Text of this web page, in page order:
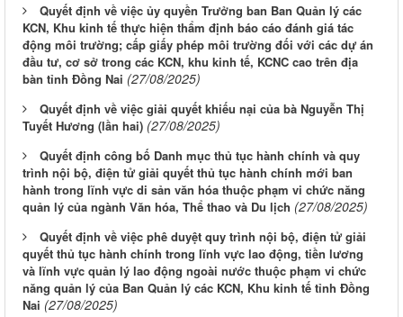
Quyết định về việc ủy quyền Trưởng ban Ban Quản lý các
KCN, Khu kinh tế thực hiện thẩm định báo cáo đánh giá tác
động môi trường; cấp giấy phép môi trường đối với các dự án
đầu tư, cơ sở trong các KCN, khu kinh tế, KCNC cao trên địa
bàn tỉnh Đồng Nai (27/08/2025)
Quyết định về việc giải quyết khiếu nại của bà Nguyễn Thị
Tuyết Hương (lần hai) (27/08/2025)
Quyết định công bố Danh mục thủ tục hành chính và quy
trình nội bộ, điện tử giải quyết thủ tục hành chính mới ban
hành trong lĩnh vực di sản văn hóa thuộc phạm vi chức năng
quản lý của ngành Văn hóa, Thể thao và Du lịch (27/08/2025)
Quyết định về việc phê duyệt quy trình nội bộ, điện tử giải
quyết thủ tục hành chính trong lĩnh vực lao động, tiền lương
và lĩnh vực quản lý lao động ngoài nước thuộc phạm vi chức
năng quản lý của Ban Quản lý các KCN, Khu kinh tế tỉnh Đồng
Nai (27/08/2025)